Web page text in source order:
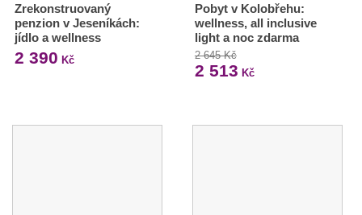
Zrekonstruovaný
penzion v Jeseníkách:
jídlo a wellness
2 390 Kč
Pobyt v Kolobřehu:
wellness, all inclusive
light a noc zdarma
2 645 Kč
2 513 Kč